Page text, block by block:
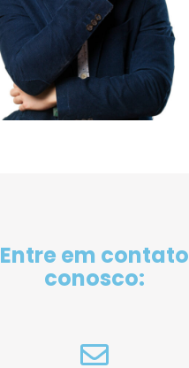
Entre em contato
conosco: